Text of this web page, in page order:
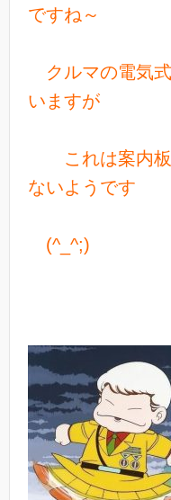
ですね～
クルマの電気
いますが
これは案内板
ないようです
(^_^;)